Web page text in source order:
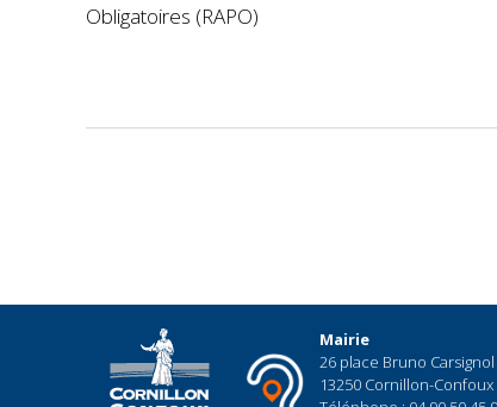
Obligatoires (RAPO)
publicationsMairie
26 place Bruno Carsignol
13250 Cornillon-Confoux